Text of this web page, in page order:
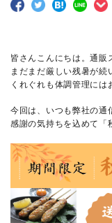
皆さんこんにちは。通販
まだまだ厳しい残暑が続
くれぐれも体調管理には
今回は、いつも弊社の通
感謝の気持ちを込めて「